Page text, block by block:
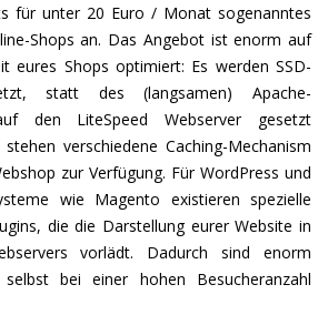
für unter 20 Euro / Monat sogenanntes
Shops an. Das Angebot ist enorm auf
eures Shops optimiert: Es werden SSD-
statt des (langsamen) Apache-
den LiteSpeed Webserver gesetzt
verschiedene Caching-Mechanism
zur Verfügung. Für WordPress und
wie Magento existieren spezielle
die die Darstellung eurer Website in
vorlädt. Dadurch sind enorm
bei einer hohen Besucheranzahl